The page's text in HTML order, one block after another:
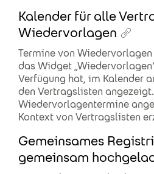
Kalender für alle
Wiedervorlagen
Termine von
das Widget
Verfügung hat, im Kalender
den Vertragslisten
Wiedervorlagentermine
Kontext von Vertragslisten
Gemeinsames
gemeinsam